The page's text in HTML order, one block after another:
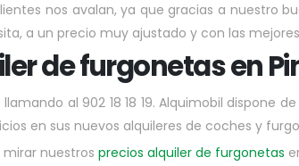
nos avalan, ya que gracias a nuestro
a un precio muy ajustado y con las
de furgonetas en
al 902 18 18 19. Alquimobil dispone
en sus nuevos alquileres de coches y
mirar nuestros precios alquiler de furgonetas